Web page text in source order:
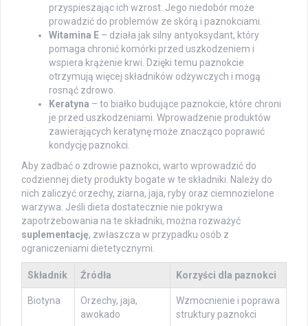
przyspieszając ich wzrost. Jego niedobór może
prowadzić do problemów ze skórą i paznokciami.
Witamina E – działa jak silny antyoksydant, który
pomaga chronić komórki przed uszkodzeniem i
wspiera krążenie krwi. Dzięki temu paznokcie
otrzymują więcej składników odżywczych i mogą
rosnąć zdrowo.
Keratyna – to białko budujące paznokcie, które chroni
je przed uszkodzeniami. Wprowadzenie produktów
zawierających keratynę może znacząco poprawić
kondycję paznokci.
Aby zadbać o zdrowie paznokci, warto wprowadzić do
codziennej diety produkty bogate w te składniki. Należy do
nich zaliczyć orzechy, ziarna, jaja, ryby oraz ciemnozielone
warzywa. Jeśli dieta dostatecznie nie pokrywa
zapotrzebowania na te składniki, można rozważyć
suplementację, zwłaszcza w przypadku osób z
ograniczeniami dietetycznymi.
Składnik Źródła Korzyści dla paznokci
Biotyna
Orzechy, jaja,
awokado
Wzmocnienie i poprawa
struktury paznokci